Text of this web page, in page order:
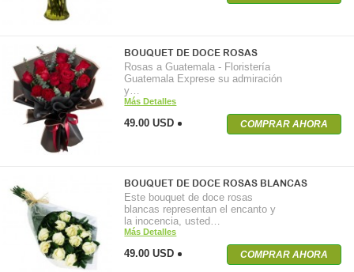
BOUQUET DE DOCE ROSAS
Rosas a Guatemala - Floristería
Guatemala Exprese su admiración
y…
Más Detalles
49.00 USD COMPRAR AHORA
BOUQUET DE DOCE ROSAS BLANCAS
Este bouquet de doce rosas
blancas representan el encanto y
la inocencia, usted…
Más Detalles
49.00 USD COMPRAR AHORA